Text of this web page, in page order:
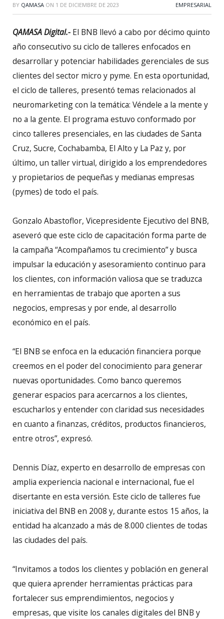
BY QAMASA ON 1 DE DICIEMBRE DE 2023 EMPRESARIAL
QAMASA Digital.- El BNB llevó a cabo por décimo quinto
año consecutivo su ciclo de talleres enfocados en
desarrollar y potenciar habilidades gerenciales de sus
clientes del sector micro y pyme. En esta oportunidad,
el ciclo de talleres, presentó temas relacionados al
neuromarketing con la temática: Véndele a la mente y
no a la gente. El programa estuvo conformado por
cinco talleres presenciales, en las ciudades de Santa
Cruz, Sucre, Cochabamba, El Alto y La Paz y, por
último, un taller virtual, dirigido a los emprendedores
y propietarios de pequeñas y medianas empresas
(pymes) de todo el país.
Gonzalo Abastoflor, Vicepresidente Ejecutivo del BNB,
aseveró que este ciclo de capacitación forma parte de
la campaña “Acompañamos tu crecimiento” y busca
impulsar la educación y asesoramiento continuo para
los clientes, con información valiosa que se traduzca
en herramientas de trabajo que aporten a sus
negocios, empresas y por ende, al desarrollo
económico en el país.
“El BNB se enfoca en la educación financiera porque
creemos en el poder del conocimiento para generar
nuevas oportunidades. Como banco queremos
generar espacios para acercarnos a los clientes,
escucharlos y entender con claridad sus necesidades
en cuanto a finanzas, créditos, productos financieros,
entre otros”, expresó.
Dennis Díaz, experto en desarrollo de empresas con
amplia experiencia nacional e internacional, fue el
disertante en esta versión. Este ciclo de talleres fue
iniciativa del BNB en 2008 y, durante estos 15 años, la
entidad ha alcanzado a más de 8.000 clientes de todas
las ciudades del país.
“Invitamos a todos los clientes y población en general
que quiera aprender herramientas prácticas para
fortalecer sus emprendimientos, negocios y
empresas, que visite los canales digitales del BNB y